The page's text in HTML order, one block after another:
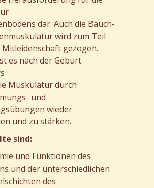
dar. Auch die Bauch-
wird zum Teil
gezogen.
es nach der Geburt
Muskulatur durch
und
wieder
und zu stärken.
sind:
und Funktionen des
und der unterschiedlichen
des